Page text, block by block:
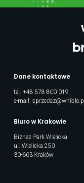
Dane kontaktowe
tel. +48 578 800 019
e-mail: sprzedaz@whiblo.pl
Biuro w Krakowie
Biznes Park Wielicka
ul. Wielicka 250
30-663 Kraków